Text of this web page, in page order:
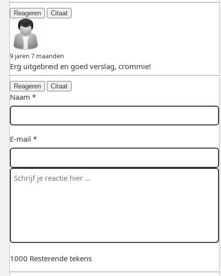
Reageren Citaat
9 jaren 7 maanden
Erg uitgebreid en goed verslag, crommie!
Reageren Citaat
Naam *
E-mail *
1000 Resterende tekens